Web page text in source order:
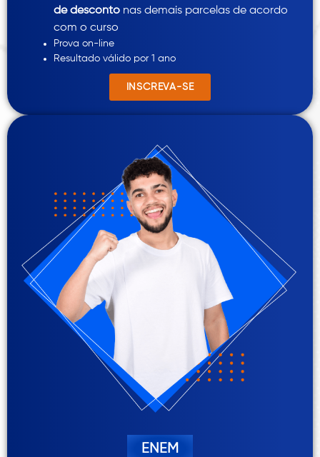
de desconto nas demais parcelas de acordo
com o curso
Prova on-line
Resultado válido por 1 ano
INSCREVA-SE
ENEM